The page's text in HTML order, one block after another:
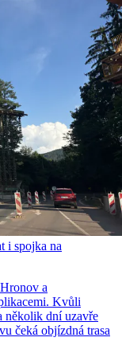
i spojka na
a
Kvůli
několik dní uzavře
čeká objízdná trasa